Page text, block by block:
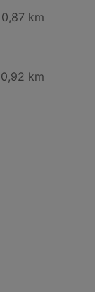
0,87 km
0,92 km